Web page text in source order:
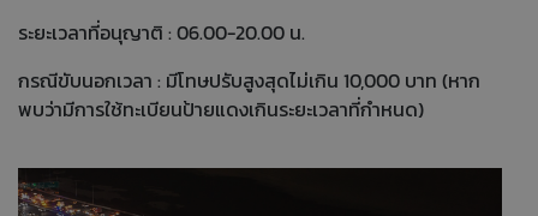
ระยะเวลาที่อนุญาติ : 06.00-20.00 น.
กรณีขับนอกเวลา : มีโทษปรับสูงสุดไม่เกิน 10,000 บาท (หาก
พบว่ามีการใช้ทะเบียนป้ายแดงเกินระยะเวลาที่กำหนด)